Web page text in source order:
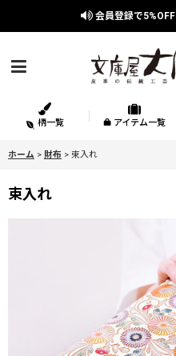
会員登録で5%OFF
柄一覧 アイテム一覧
ホーム > 財布 > 束入れ
束入れ